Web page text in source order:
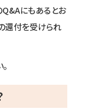
Q&Aにもあるとお
還付を受けられ